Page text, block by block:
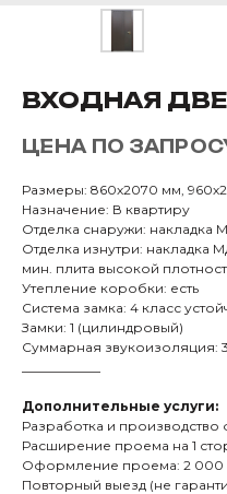
ВХОДНАЯ
ЦЕНА ПО
Размеры: 860х2070 мм,
Назначение: В квартиру
Отделка снаружи: накладка
Отделка изнутри: накладка
мин. плита высокой
Утепление коробки: есть
Система замка: 4 класс
Замки: 1 (цилиндровый)
Суммарная звукоизоляция:
Дополнительные услуги:
Разработка и производство
Расширение проема на 1
Оформление проема: 2 000
Повторный выезд (не